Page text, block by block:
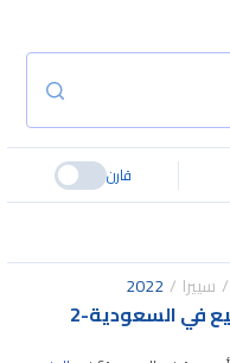
قارن
سييرا 2022
-
2